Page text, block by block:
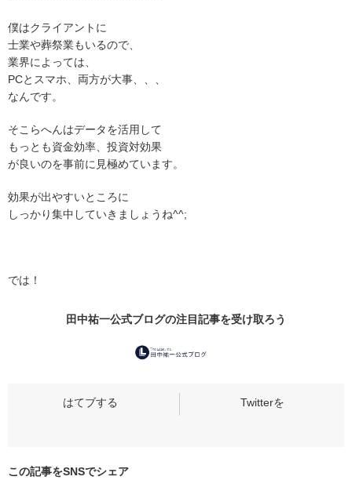
僕はクライアントに
士業や葬祭業もいるので、
業界によっては、
PCとスマホ、両方が大事、、、
なんです。
そこらへんはデータを活用して
もっとも資金効率、投資対効果
が良いのを事前に見極めています。
効果が出やすいところに
しっかり集中していきましょうね^^;
では！
田中祐一公式ブログの注目記事を受け取ろう
この記事をSNSでシェア